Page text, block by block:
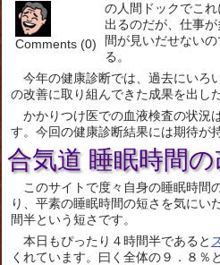
Comments (0)
の人間ドックでこ
出るのだが、仕事
間が見いだせない
る。
今年の健康診断では、過去にいろ
の改善に取り組んできた成果を出した
かかりつけ医での血液検査の状況
す。今回の健康診断結果には期待が
合気道 睡眠時間
このサイトで度々自身の睡眠時間
り、平素の睡眠時間の短さを気にい
間半という短さです。
本日もぴったり４時間半であると
くれています。曰く全体の９．８％